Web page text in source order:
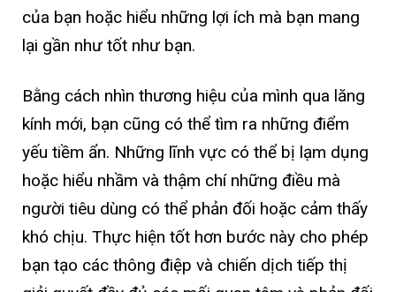
của bạn hoặc hiểu những lợi ích mà bạn mang
lại gần như tốt như bạn.
Bằng cách nhìn thương hiệu của mình qua lăng
kính mới, bạn cũng có thể tìm ra những điểm
yếu tiềm ẩn. Những lĩnh vực có thể bị lạm dụng
hoặc hiểu nhầm và thậm chí những điều mà
người tiêu dùng có thể phản đối hoặc cảm thấy
khó chịu. Thực hiện tốt hơn bước này cho phép
bạn tạo các thông điệp và chiến dịch tiếp thị